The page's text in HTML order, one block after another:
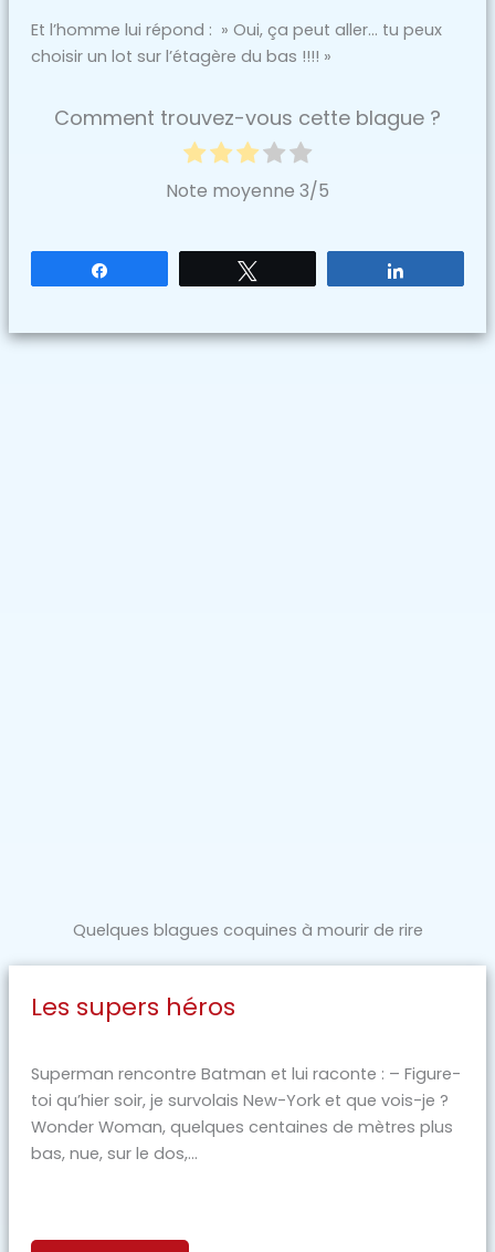
Et l’homme lui répond : » Oui, ça peut aller… tu peux
choisir un lot sur l’étagère du bas !!!! »
Comment trouvez-vous cette blague ?
Note moyenne 3/5
Quelques blagues coquines à mourir de rire
Les supers héros
Superman rencontre Batman et lui raconte : – Figure-
toi qu’hier soir, je survolais New-York et que vois-je ?
Wonder Woman, quelques centaines de mètres plus
bas, nue, sur le dos,...